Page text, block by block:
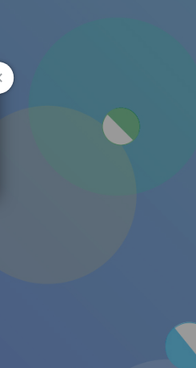
活力益菌身體保濕乳
茶｜嬰童兒童乳液
NT$390